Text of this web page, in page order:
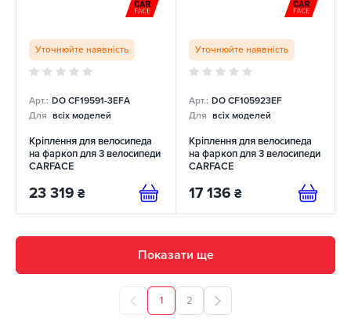
Уточнюйте наявність
Арт.: DO CF19591-3EFA
Для всіх моделей
Кріплення для велосипеда
на фаркоп для 3 велосипеди
CARFACE
23 319 ₴
Уточнюйте наявність
Арт.: DO CF105923EF
Для всіх моделей
Кріплення для велосипеда
на фаркоп для 3 велосипеди
CARFACE
17 136 ₴
Показати ще
1 2